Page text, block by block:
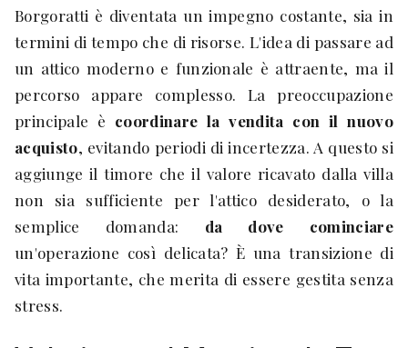
Borgoratti è diventata un impegno costante, sia in
termini di tempo che di risorse. L'idea di passare ad
un attico moderno e funzionale è attraente, ma il
percorso appare complesso. La preoccupazione
principale è coordinare la vendita con il nuovo
acquisto, evitando periodi di incertezza. A questo si
aggiunge il timore che il valore ricavato dalla villa
non sia sufficiente per l'attico desiderato, o la
semplice domanda: da dove cominciare
un'operazione così delicata? È una transizione di
vita importante, che merita di essere gestita senza
stress.